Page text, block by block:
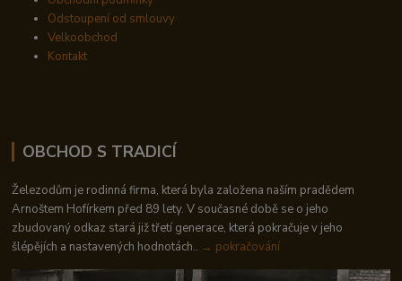
Odstoupení od smlouvy
Velkoobchod
Kontakt
OBCHOD S TRADICÍ
Železodům je rodinná firma, která byla založena naším pradědem
Arnoštem Hofírkem před 89 lety. V současné době se o jeho
zbudovaný odkaz stará již třetí generace, která pokračuje v jeho
šlépějích a nastavených hodnotách.. → pokračování